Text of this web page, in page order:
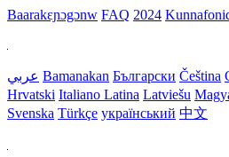
Baarakɛɲɔgɔnw FAQ 2024
عربي Bamanakan Български Čeština
Hrvatski Italiano Latina Latviešu
Svenska Türkçe український 中文